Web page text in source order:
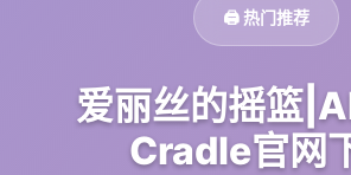
🖨️ 热门推荐
爱丽丝的摇篮
Cradle官网